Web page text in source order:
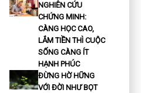
NGHIÊN CỨU
CHỨNG MINH:
CÀNG HỌC CAO,
LẮM TIỀN THÌ CUỘC
SỐNG CÀNG ÍT
HẠNH PHÚC
ĐỪNG HỜ HỮNG
VỚI ĐỜI NHƯ BỌT